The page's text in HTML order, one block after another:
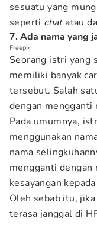
sesuatu yang
seperti chatatau
7. Ada nama yang
Freepik
Seorang istri yang
memiliki banyak
tersebut. Salah
dengan mengganti
Pada umumnya,
menggunakan
nama
mengganti dengan
kesayangan
Oleh sebab itu,
terasa janggal di